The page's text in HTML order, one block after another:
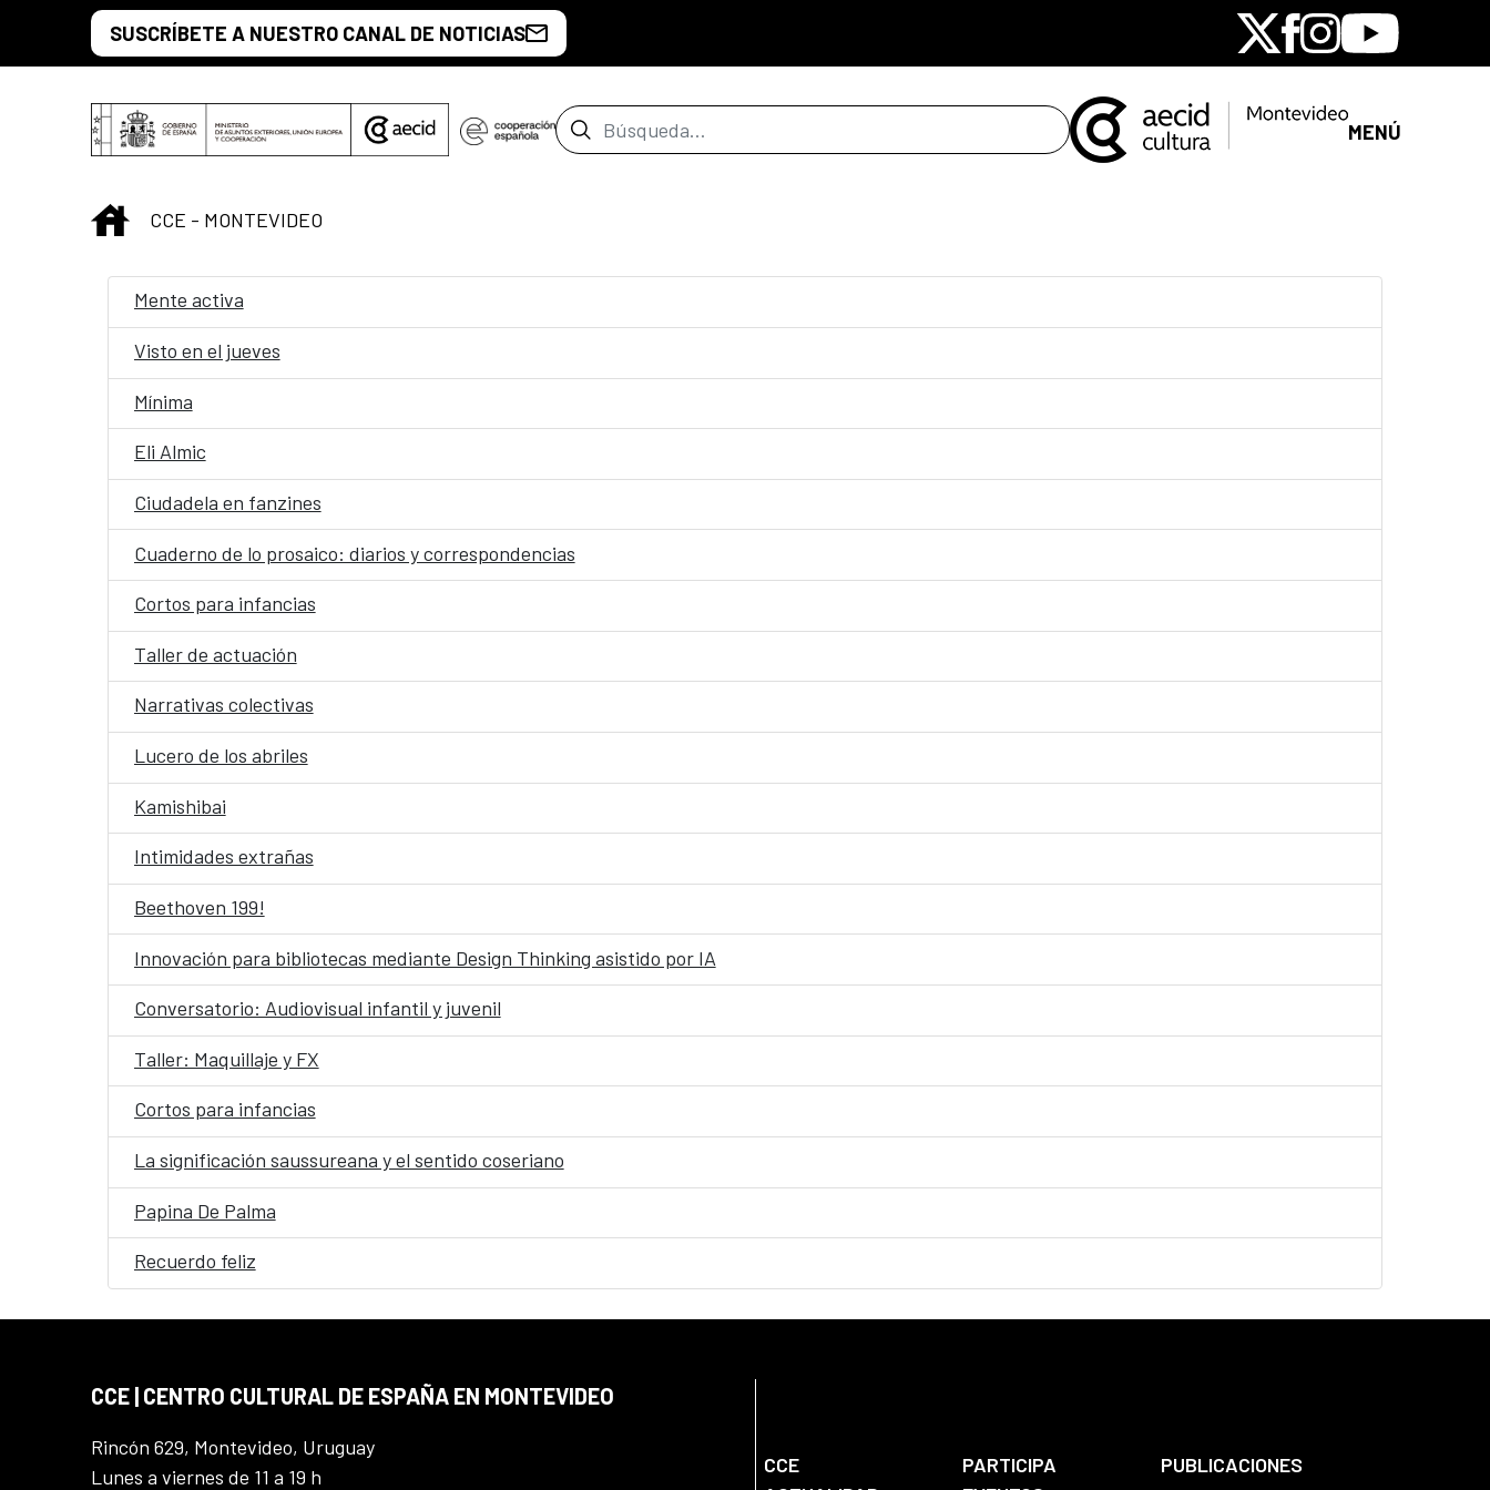
Saltar al contenido principal
SUSCRÍBETE A NUESTRO CANAL DE NOTICIAS X Facebook
Instagram
Youtube
Barra de búsqueda MENÚ
INICIO
CCE - MONTEVIDEO
Mente activa
Visto en el jueves
Mínima
Eli Almic
Ciudadela en fanzines
Cuaderno de lo prosaico: diarios y correspondencias
Cortos para infancias
Taller de actuación
Narrativas colectivas
Lucero de los abriles
Kamishibai
Intimidades extrañas
Beethoven 199!
Innovación para bibliotecas mediante Design Thinking asistido por IA
Conversatorio: Audiovisual infantil y juvenil
Taller: Maquillaje y FX
Cortos para infancias
La significación saussureana y el sentido coseriano
Papina De Palma
Recuerdo feliz
CCE | CENTRO CULTURAL DE ESPAÑA EN MONTEVIDEO
Rincón 629, Montevideo, Uruguay
Lunes a viernes de 11 a 19 h
CCE PARTICIPA
PUBLICACIONES